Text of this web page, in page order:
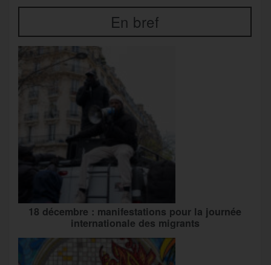
En bref
18 décembre : manifestations pour la journée
internationale des migrants